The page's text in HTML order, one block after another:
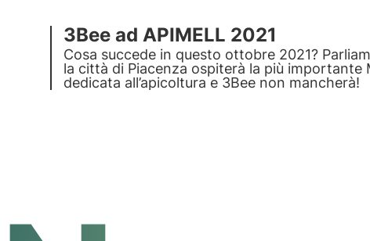
3Bee ad APIMELL 2021
Cosa succede in questo ottobre 2021?
la città di Piacenza ospiterà la più importante
dedicata all’apicoltura e 3Bee non mancherà!